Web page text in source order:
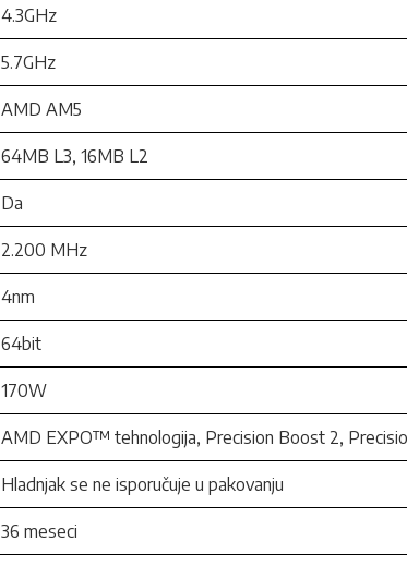
4.3GHz
5.7GHz
AMD AM5
64MB L3, 16MB L2
Da
2.200 MHz
4nm
64bit
170W
AMD EXPO™ tehnologija, Precision Boost 2,
Hladnjak se ne isporučuje u pakovanju
36 meseci